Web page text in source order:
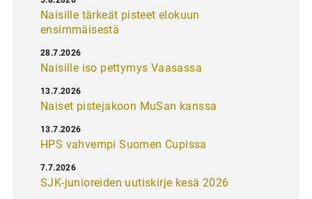
Naisille tärkeät pisteet elokuun
ensimmäisestä
Naisille iso pettymys Vaasassa
28.7.2026
Naiset pistejakoon MuSan kanssa
13.7.2026
HPS vahvempi Suomen Cupissa
13.7.2026
SJK-junioreiden uutiskirje kesä 2026
7.7.2026